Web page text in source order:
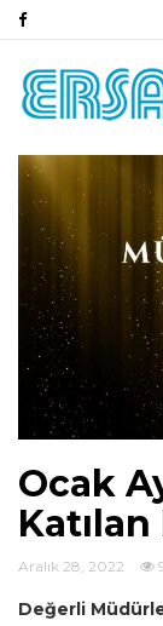
Ocak
Aralık 28, 2022
Değerli